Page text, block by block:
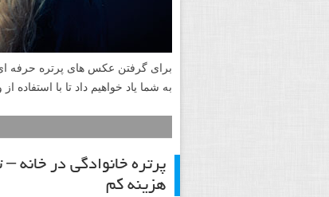
برای گرفتن عکس های پرتره حرفه
به شما یاد خواهیم داد تا با استفاده
پرتره خانوادگی در
هزینه کم